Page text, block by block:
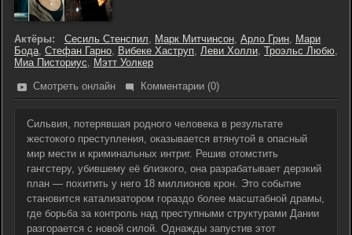
Актёры: Сесиль Стенспил, Марк Митчинсон, Арло Грин, Мари
Бода, Стефан Гарно, Вибеке Хаструп, Леви Холли, Троэльс Любю,
Миа Писториус, Мэтт Уолкер
Смотреть онлайн
Комментарии (0)
Сильвия, потерявшая родного человека в результате
жестокого преступления, оказывается втянутой в опасный
мир мести и криминальных интриг. Решив отомстить
гангстеру, убившему её близкого, она разрабатывает дерзкий
план — похитить у него 18 миллионов крон. Это событие
становится катализатором гораздо более масштабной драмы,
где борьба за контроль над преступными структурами Дании
разгорается с новой силой. Однажды запустив этот